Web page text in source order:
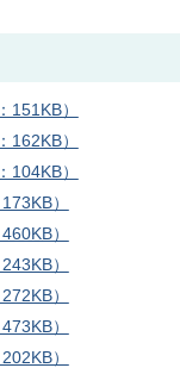
）
）
）
）
）
）
）
）
）